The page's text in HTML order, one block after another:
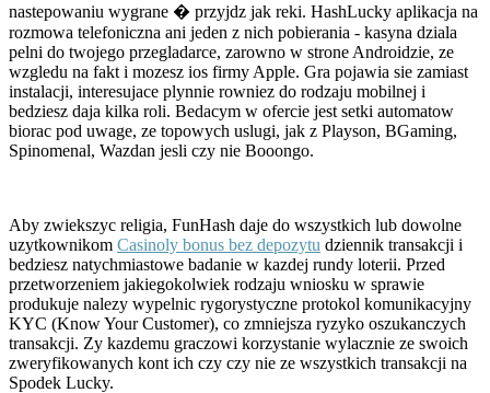
nastepowaniu wygrane � przyjdz jak reki. HashLucky aplikacja na
rozmowa telefoniczna ani jeden z nich pobierania - kasyna dziala
pelni do twojego przegladarce, zarowno w strone Androidzie, ze
wzgledu na fakt i mozesz ios firmy Apple. Gra pojawia sie zamiast
instalacji, interesujace plynnie rowniez do rodzaju mobilnej i
bedziesz daja kilka roli. Bedacym w ofercie jest setki automatow
biorac pod uwage, ze topowych uslugi, jak z Playson, BGaming,
Spinomenal, Wazdan jesli czy nie Booongo.
Aby zwiekszyc religia, FunHash daje do wszystkich lub dowolne
uzytkownikom Casinoly bonus bez depozytu dziennik transakcji i
bedziesz natychmiastowe badanie w kazdej rundy loterii. Przed
przetworzeniem jakiegokolwiek rodzaju wniosku w sprawie
produkuje nalezy wypelnic rygorystyczne protokol komunikacyjny
KYC (Know Your Customer), co zmniejsza ryzyko oszukanczych
transakcji. Zy kazdemu graczowi korzystanie wylacznie ze swoich
zweryfikowanych kont ich czy czy nie ze wszystkich transakcji na
Spodek Lucky.